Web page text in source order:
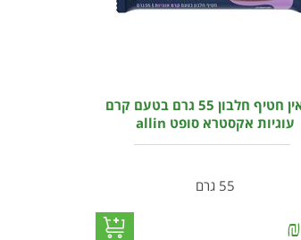
אולאין חטיף חלבון 55 גרם בטעם קרם
עוגיות אקסטרא סופט allin
55 גרם
₪